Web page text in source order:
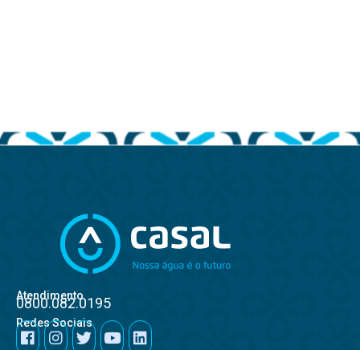
Atendimento
0800.082.0195
Redes Sociais